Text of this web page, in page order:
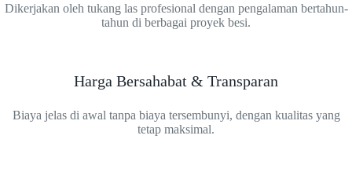
Dikerjakan oleh tukang las profesional dengan pengalaman bertahun-
tahun di berbagai proyek besi.
Harga Bersahabat & Transparan
Biaya jelas di awal tanpa biaya tersembunyi, dengan kualitas yang
tetap maksimal.